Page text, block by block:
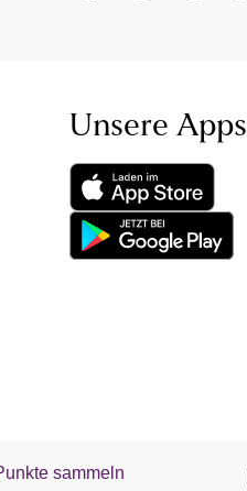
Unsere Apps
sammeln